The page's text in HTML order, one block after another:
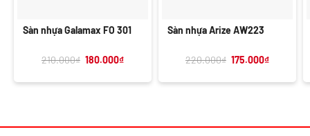
Sàn nhựa Galamax FO 301
210.000₫ Giá
210.000₫.
180.000₫Giá
là:
Sàn nhựa Arize AW223
220.000₫ Giá
220.000₫.
175.000₫Giá
là: